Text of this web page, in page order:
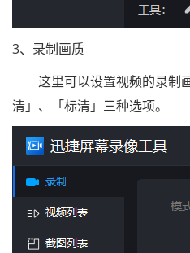
3、录制画质
这里可以设置视频的录制
清」、「标清」三种选项。